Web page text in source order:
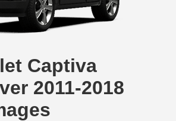
Captiva
2011-2018